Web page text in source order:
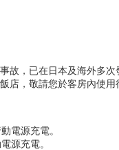
故，已在日本及海外多次
店，敬請您於客房內使用
電源充電。
源充電。